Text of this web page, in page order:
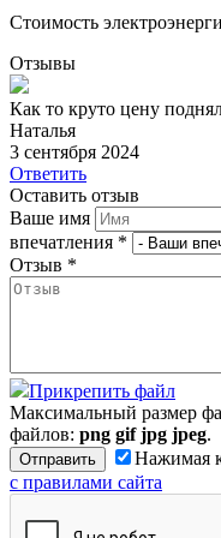
Стоимость
Отзывы
Как то круто цену
Наталья
3 сентября 2024
Ответить
Оставить отзыв
Ваше имя
впечатления *
Отзыв *
Прикрепить файл
Максимальный размер
файлов: png gif jpg jpeg.
Нажимая
с правилами сайта